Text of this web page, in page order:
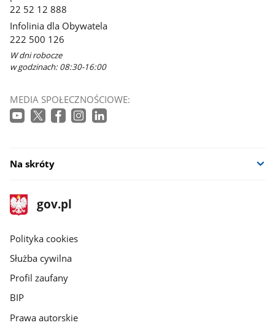
22 52 12 888
Infolinia dla Obywatela
222 500 126
W dni robocze
w godzinach: 08:30-16:00
MEDIA SPOŁECZNOŚCIOWE:
Na skróty
stopka
gov.pl
Strona
gov.pl
gov.pl
Polityka cookies
Służba cywilna
Profil zaufany
BIP
Prawa autorskie